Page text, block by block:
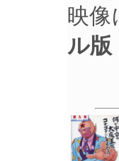
映像
ル版